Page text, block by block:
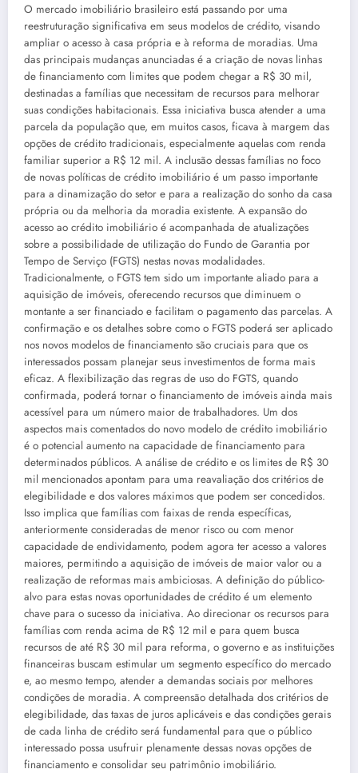
O mercado imobiliário brasileiro está passando por uma
reestruturação significativa em seus modelos de crédito, visando
ampliar o acesso à casa própria e à reforma de moradias. Uma
das principais mudanças anunciadas é a criação de novas linhas
de financiamento com limites que podem chegar a R$ 30 mil,
destinadas a famílias que necessitam de recursos para melhorar
suas condições habitacionais. Essa iniciativa busca atender a uma
parcela da população que, em muitos casos, ficava à margem das
opções de crédito tradicionais, especialmente aquelas com renda
familiar superior a R$ 12 mil. A inclusão dessas famílias no foco
de novas políticas de crédito imobiliário é um passo importante
para a dinamização do setor e para a realização do sonho da casa
própria ou da melhoria da moradia existente. A expansão do
acesso ao crédito imobiliário é acompanhada de atualizações
sobre a possibilidade de utilização do Fundo de Garantia por
Tempo de Serviço (FGTS) nestas novas modalidades.
Tradicionalmente, o FGTS tem sido um importante aliado para a
aquisição de imóveis, oferecendo recursos que diminuem o
montante a ser financiado e facilitam o pagamento das parcelas. A
confirmação e os detalhes sobre como o FGTS poderá ser aplicado
nos novos modelos de financiamento são cruciais para que os
interessados possam planejar seus investimentos de forma mais
eficaz. A flexibilização das regras de uso do FGTS, quando
confirmada, poderá tornar o financiamento de imóveis ainda mais
acessível para um número maior de trabalhadores. Um dos
aspectos mais comentados do novo modelo de crédito imobiliário
é o potencial aumento na capacidade de financiamento para
determinados públicos. A análise de crédito e os limites de R$ 30
mil mencionados apontam para uma reavaliação dos critérios de
elegibilidade e dos valores máximos que podem ser concedidos.
Isso implica que famílias com faixas de renda específicas,
anteriormente consideradas de menor risco ou com menor
capacidade de endividamento, podem agora ter acesso a valores
maiores, permitindo a aquisição de imóveis de maior valor ou a
realização de reformas mais ambiciosas. A definição do público-
alvo para estas novas oportunidades de crédito é um elemento
chave para o sucesso da iniciativa. Ao direcionar os recursos para
famílias com renda acima de R$ 12 mil e para quem busca
recursos de até R$ 30 mil para reforma, o governo e as instituições
financeiras buscam estimular um segmento específico do mercado
e, ao mesmo tempo, atender a demandas sociais por melhores
condições de moradia. A compreensão detalhada dos critérios de
elegibilidade, das taxas de juros aplicáveis e das condições gerais
de cada linha de crédito será fundamental para que o público
interessado possa usufruir plenamente dessas novas opções de
financiamento e consolidar seu patrimônio imobiliário.